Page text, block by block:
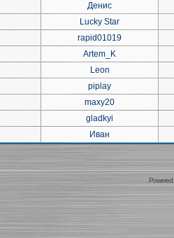
Денис
Lucky Star
rapid01019
Artem_K
Leon
piplay
maxy20
gladkyi
Иван